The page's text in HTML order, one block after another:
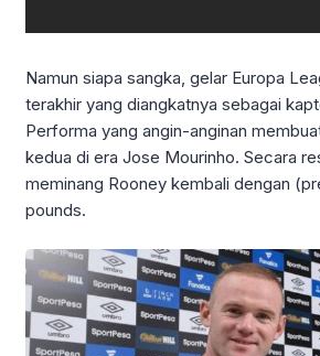
Namun siapa sangka, gelar Europa
terakhir yang diangkatnya sebagai
Performa yang angin-anginan
kedua di era Jose Mourinho. Secara
meminang Rooney kembali dengan
pounds.